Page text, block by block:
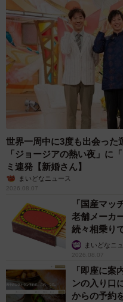
世界一周中に3度も出会っ
「ジョージアの熱い夜」に
ミ連発【新婚さん】
まいどなニュース
2026.08.07
「国産マッ
老舗メーカ
続々相乗り
まいどなニ
2026.08.07
「即座に案
ンの入り口
からの予約